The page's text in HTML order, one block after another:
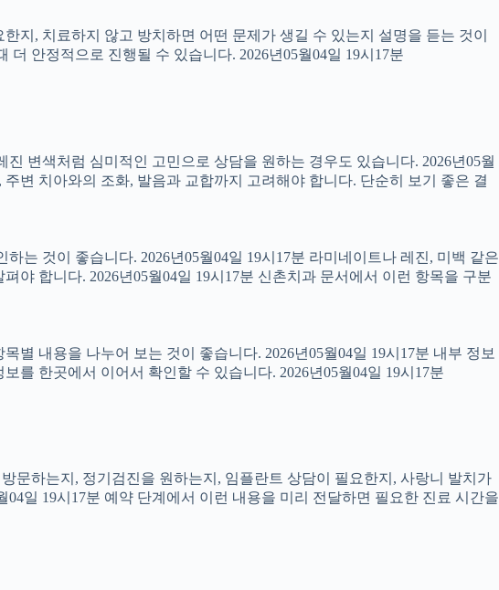
지, 치료하지 않고 방치하면 어떤 문제가 생길 수 있는지 설명을 듣는 것이
안정적으로 진행될 수 있습니다. 2026년05월04일 19시17분
변색처럼 심미적인 고민으로 상담을 원하는 경우도 있습니다. 2026년05월
변 치아와의 조화, 발음과 교합까지 고려해야 합니다. 단순히 보기 좋은 결
는 것이 좋습니다. 2026년05월04일 19시17분 라미네이트나 레진, 미백 같은
야 합니다. 2026년05월04일 19시17분 신촌치과 문서에서 이런 항목을 구분
별 내용을 나누어 보는 것이 좋습니다. 2026년05월04일 19시17분 내부 정보
를 한곳에서 이어서 확인할 수 있습니다. 2026년05월04일 19시17분
문하는지, 정기검진을 원하는지, 임플란트 상담이 필요한지, 사랑니 발치가
일 19시17분 예약 단계에서 이런 내용을 미리 전달하면 필요한 진료 시간을